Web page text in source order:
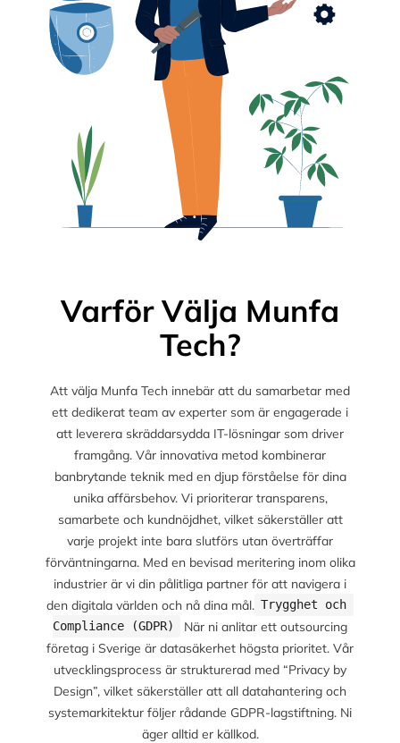
Varför Välja Munfa
Tech?
Att välja Munfa Tech innebär att du samarbetar med
ett dedikerat team av experter som är engagerade i
att leverera skräddarsydda IT-lösningar som driver
framgång. Vår innovativa metod kombinerar
banbrytande teknik med en djup förståelse för dina
unika affärsbehov. Vi prioriterar transparens,
samarbete och kundnöjdhet, vilket säkerställer att
varje projekt inte bara slutförs utan överträffar
förväntningarna. Med en bevisad meritering inom olika
industrier är vi din pålitliga partner för att navigera i
den digitala världen och nå dina mål. Trygghet och
Compliance (GDPR)
När ni anlitar ett outsourcing
företag i Sverige är datasäkerhet högsta prioritet. Vår
utvecklingsprocess är strukturerad med “Privacy by
Design”, vilket säkerställer att all datahantering och
systemarkitektur följer rådande GDPR-lagstiftning. Ni
äger alltid er källkod.